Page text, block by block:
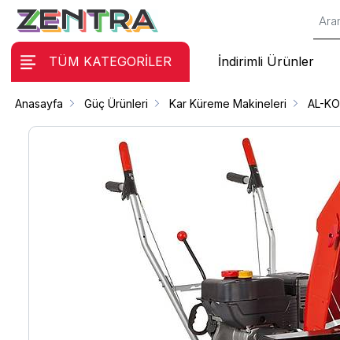
TÜM KATEGORİLER İndirimli Ürünler
Anasayfa Güç Ürünleri Kar Küreme Makineleri AL-KO